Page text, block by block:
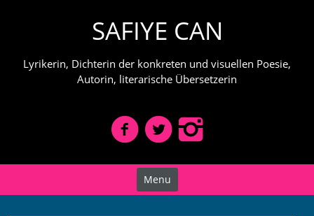
SAFIYE CAN
Lyrikerin, Dichterin der konkreten und visuellen Poesie,
Autorin, literarische Übersetzerin
Menu